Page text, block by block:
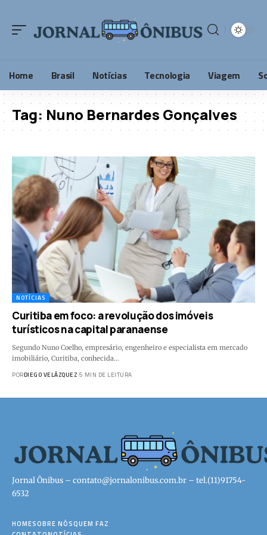
Home Brasil Notícias Tecnologia Viagem
Tag: Nuno Bernardes Gonçalves
NOTÍCIAS
Curitiba em foco: a revolução dos imóveis
turísticos na capital paranaense
Segundo Nuno Coelho, empresário, engenheiro e especialista em mercado
imobiliário, Curitiba, conhecida…
PORDIEGO VELÁZQUEZ 5 MIN DE LEITURA
Jornal Ônibus – contato@jornalonibus.com.br – tel.(11)91754-
6532
HOMESOBRE NÓSQUEM FAZ